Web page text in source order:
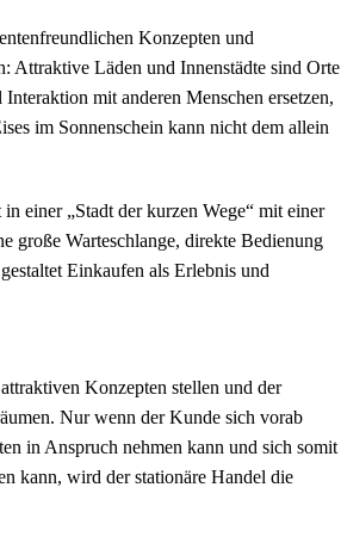
Konzepten und
Attraktive Läden und Innenstädte sind Orte
mit anderen Menschen ersetzen,
im Sonnenschein kann nicht dem allein
einer „Stadt der kurzen Wege“ mit einer
große Warteschlange, direkte Bedienung
Einkaufen als Erlebnis und
Konzepten stellen und der
Nur wenn der Kunde sich vorab
in Anspruch nehmen kann und sich somit
kann, wird der stationäre Handel die